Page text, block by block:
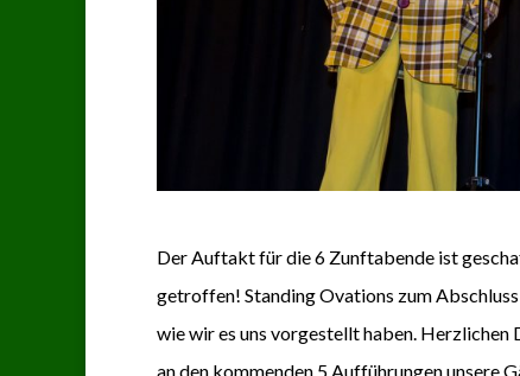
Der Auftakt für die 6 Zunftabende ist
getroffen! Standing Ovations zum
wie wir es uns vorgestellt haben. Herzlichen
an den kommenden 5 Aufführungen unsere